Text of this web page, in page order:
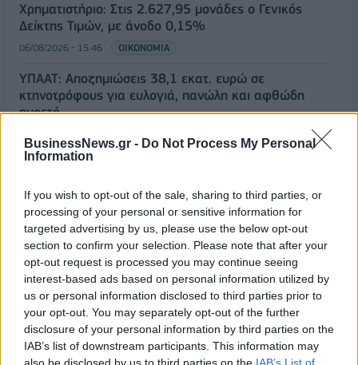
BusinessNews.gr - Do Not Process My Personal
Information
If you wish to opt-out of the sale, sharing to third parties, or
processing of your personal or sensitive information for
targeted advertising by us, please use the below opt-out
section to confirm your selection. Please note that after your
opt-out request is processed you may continue seeing
interest-based ads based on personal information utilized by
us or personal information disclosed to third parties prior to
your opt-out. You may separately opt-out of the further
disclosure of your personal information by third parties on the
IAB’s list of downstream participants. This information may
also be disclosed by us to third parties on the IAB’s List of
Χρηματιστήριο: Στις 2.627,95 μονάδες ο Γενικός
Δείκτης Τιμών, με άνοδο 0,15%
06/08/2026 - 15:46 ΟΙΚΟΝΟΜΙΑ
ΥΠΑΑΤ: Αποζημιώσεις 38,1 εκατ. ευρώ σε
κτηνοτρόφους για ευλογιά, πανώλη και αφθώδη
πυρετό
ΔΗΜΟΦΙΛΗ